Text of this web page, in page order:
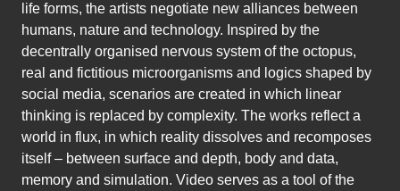
life forms, the artists negotiate new alliances between
humans, nature and technology. Inspired by the
decentrally organised nervous system of the octopus,
real and fictitious microorganisms and logics shaped by
social media, scenarios are created in which linear
thinking is replaced by complexity. The works reflect a
world in flux, in which reality dissolves and recomposes
itself – between surface and depth, body and data,
memory and simulation. Video serves as a tool of the